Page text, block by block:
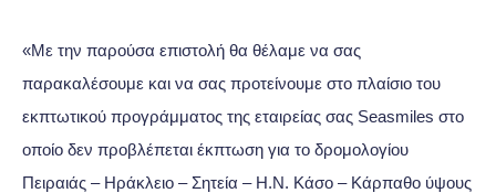
«Με την παρούσα επιστολή θα θέλαμε να σας
παρακαλέσουμε και να σας προτείνουμε στο πλαίσιο του
εκπτωτικού προγράμματος της εταιρείας σας Seasmiles στο
οποίο δεν προβλέπεται έκπτωση για το δρομολογίου
Πειραιάς – Ηράκλειο – Σητεία – Η.Ν. Κάσο – Κάρπαθο ύψους